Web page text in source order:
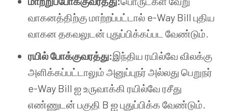
வாகனத்திற்கு மாற்றப்பட்டால் e-Way Bill புதிய
வாகன தகவலுடன் புதுப்பிக்கப்பட வேண்டும்.
ரயில் போக்குவரத்து:இந்திய ரயில்வே விலக்கு
அளிக்கப்பட்டாலும் அனுப்புநர் அல்லது பெறுநர்
e-Way Bill ஐ உருவாக்கி ரயில்வே ரசீது
எண்ணுடன் பகுதி B ஐ புதுப்பிக்க வேண்டும்.